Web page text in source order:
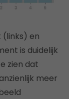
(links) en
is duidelijk
zien dat
meer